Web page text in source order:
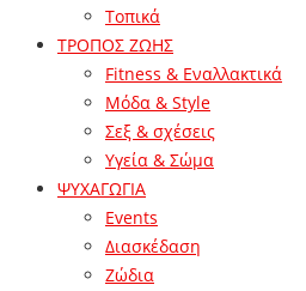
Τοπικά
ΤΡΟΠΟΣ ΖΩΗΣ
Fitness & Εναλλακτικά
Μόδα & Style
Σεξ & σχέσεις
Υγεία & Σώμα
ΨΥΧΑΓΩΓΙΑ
Events
Διασκέδαση
Ζώδια